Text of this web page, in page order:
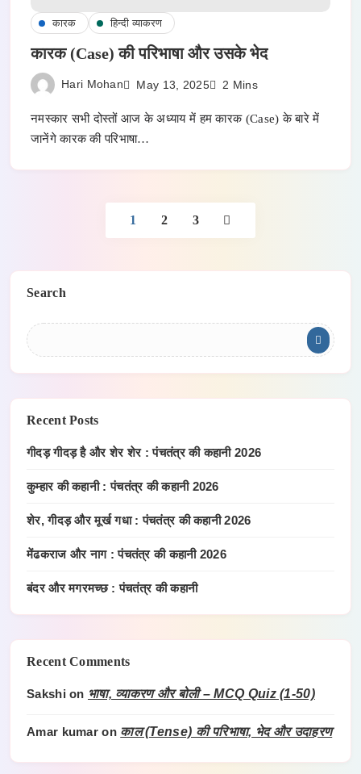
कारक हिन्दी व्याकरण
कारक (Case) की परिभाषा और उसके भेद
Hari Mohan May 13, 2025 2 Mins
नमस्कार सभी दोस्तों आज के अध्याय में हम कारक (Case) के बारे में
जानेंगे कारक की परिभाषा…
1 2 3
Search
Recent Posts
गीदड़ गीदड़ है और शेर शेर : पंचतंत्र की कहानी 2026
कुम्हार की कहानी : पंचतंत्र की कहानी 2026
शेर, गीदड़ और मूर्ख गधा : पंचतंत्र की कहानी 2026
मेंढकराज और नाग : पंचतंत्र की कहानी 2026
बंदर और मगरमच्छ : पंचतंत्र की कहानी
Recent Comments
Sakshi on भाषा, व्याकरण और बोली – MCQ Quiz (1-50)
Amar kumar on काल (Tense) की परिभाषा, भेद और उदाहरण